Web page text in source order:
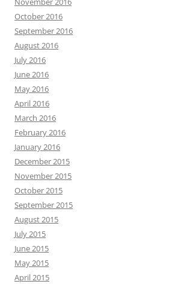
October 2016
September 2016
August 2016
July 2016
June 2016
May 2016
April 2016
March 2016
February 2016
January 2016
December 2015
November 2015
October 2015
September 2015
August 2015
July 2015
June 2015
May 2015
April 2015